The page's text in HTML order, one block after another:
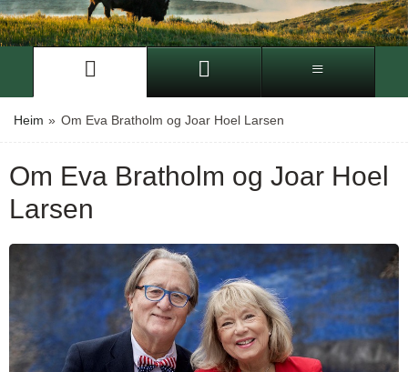
Heim » Om Eva Bratholm og Joar Hoel Larsen
Om Eva Bratholm og Joar Hoel
Larsen